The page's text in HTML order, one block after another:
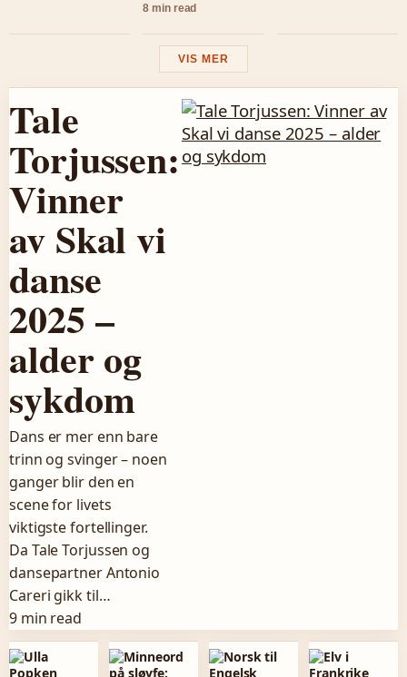
8 min read
VIS MER
Tale
Torjussen:
Vinner
av Skal vi
danse
2025 –
alder og
sykdom
Dans er mer enn bare
trinn og svinger – noen
ganger blir den en
scene for livets
viktigste fortellinger.
Da Tale Torjussen og
dansepartner Antonio
Careri gikk til…
9 min read